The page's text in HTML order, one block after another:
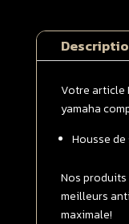
Yamaha
125
250
YZ
-
2001
Bleue
|
Votre article
yamaha
Housse
Nos produits
meilleurs
maximale!